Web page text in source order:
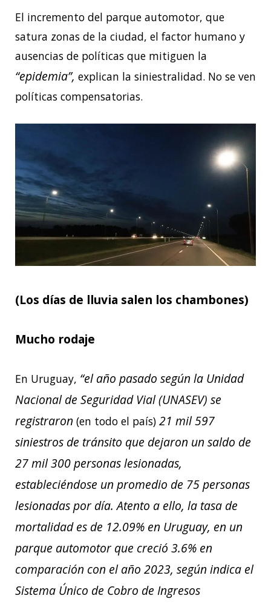
El incremento del parque automotor, que
satura zonas de la ciudad, el factor humano y
ausencias de políticas que mitiguen la
“epidemia”, explican la siniestralidad. No se ven
políticas compensatorias.
(Los días de lluvia salen los chambones)
Mucho rodaje
En Uruguay, “el año pasado según la Unidad
Nacional de Seguridad Vial (UNASEV) se
registraron (en todo el país) 21 mil 597
siniestros de tránsito que dejaron un saldo de
27 mil 300 personas lesionadas,
estableciéndose un promedio de 75 personas
lesionadas por día. Atento a ello, la tasa de
mortalidad es de 12.09% en Uruguay, en un
parque automotor que creció 3.6% en
comparación con el año 2023, según indica el
Sistema Único de Cobro de Ingresos